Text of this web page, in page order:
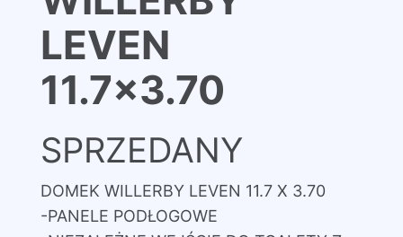
LEVEN
11.7×3.70
SPRZEDANY
DOMEK WILLERBY LEVEN 11.7 X 3.70
-PANELE PODŁOGOWE